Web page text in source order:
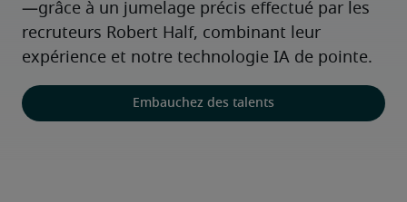
—grâce à un jumelage précis effectué par les
recruteurs Robert Half, combinant leur
expérience et notre technologie IA de pointe.
Embauchez des talents